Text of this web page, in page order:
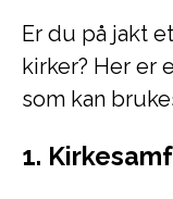
Er du på jakt
kirker? Her er
som kan
1.